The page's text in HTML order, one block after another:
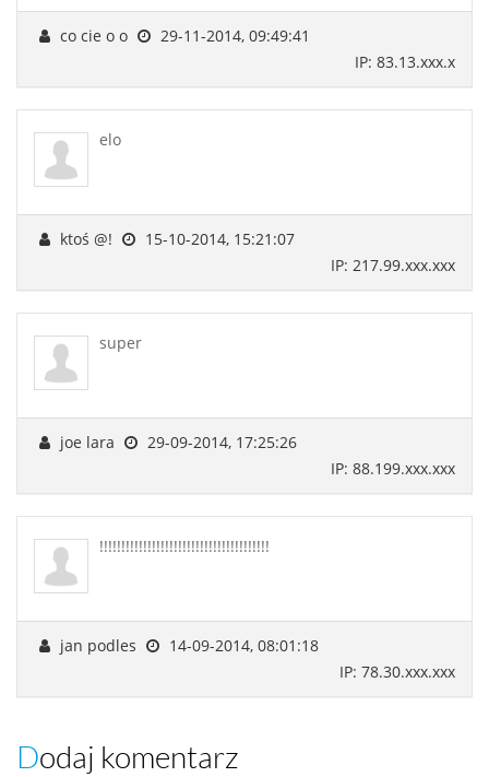
co cie o o
29-11-2014, 09:49:41
IP: 83.13.xxx.x
elo
ktoś @!
15-10-2014, 15:21:07
IP: 217.99.xxx.xxx
super
joe lara
29-09-2014, 17:25:26
IP: 88.199.xxx.xxx
!!!!!!!!!!!!!!!!!!!!!!!!!!!!!!!!!!!!!!!
jan podles
14-09-2014, 08:01:18
IP: 78.30.xxx.xxx
Dodaj komentarz